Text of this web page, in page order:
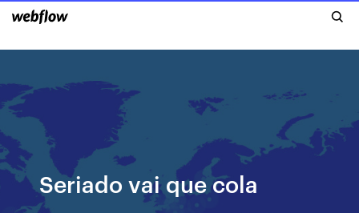
Seriado vai que cola